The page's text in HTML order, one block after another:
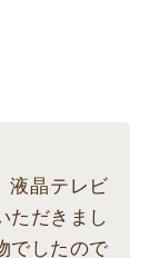
液晶テレビ
ただきまし
でしたので